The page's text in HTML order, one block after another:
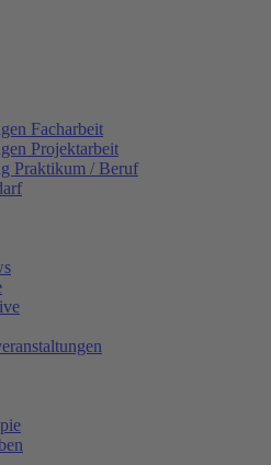
Facharbeit
Projektarbeit
Praktikum / Beruf